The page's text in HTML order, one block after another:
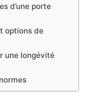
d’une porte
options de
une longévité